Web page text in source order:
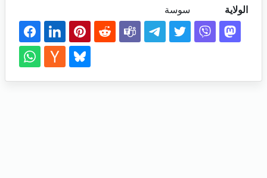
الولاية سوسة